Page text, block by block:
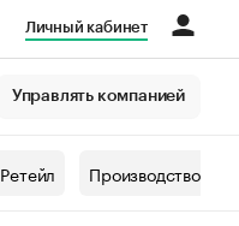
Личный кабинет
Управлять компанией
Ретейл Производство